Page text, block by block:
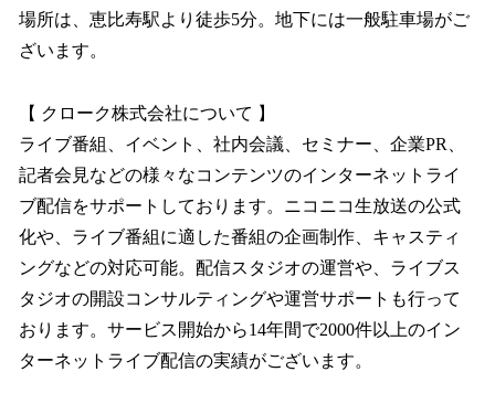
場所は、恵比寿駅より徒歩5分。地下には一般駐車場がご
ざいます。
【 クローク株式会社について 】
ライブ番組、イベント、社内会議、セミナー、企業PR、
記者会見などの様々なコンテンツのインターネットライ
ブ配信をサポートしております。ニコニコ生放送の公式
化や、ライブ番組に適した番組の企画制作、キャスティ
ングなどの対応可能。配信スタジオの運営や、ライブス
タジオの開設コンサルティングや運営サポートも行って
おります。サービス開始から14年間で2000件以上のイン
ターネットライブ配信の実績がございます。